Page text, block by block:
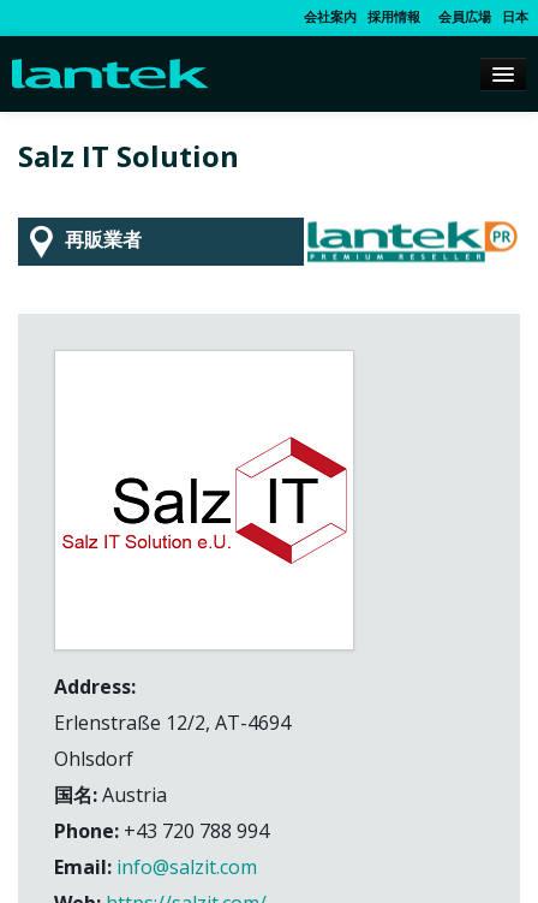
会社案内 採用情報 会員広場 日本
Salz IT Solution
再販業者
Address:
Erlenstraße 12/2, AT-4694
Ohlsdorf
国名:Austria
Phone: +43 720 788 994
Email: info@salzit.com